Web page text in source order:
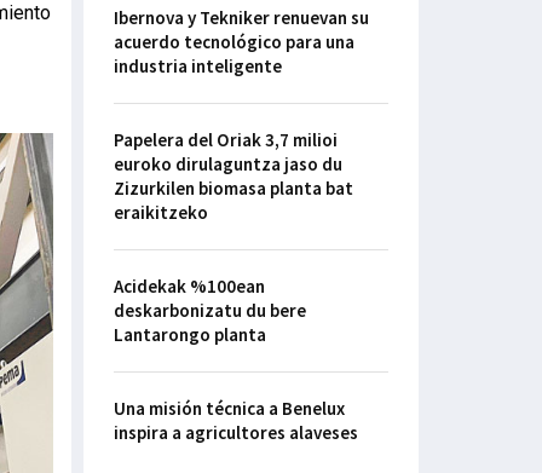
Ibernova y Tekniker renuevan su
acuerdo tecnológico para una
industria inteligente
Papelera del Oriak 3,7 milioi
euroko dirulaguntza jaso du
Zizurkilen biomasa planta bat
eraikitzeko
Acidekak %100ean
deskarbonizatu du bere
Lantarongo planta
Una misión técnica a Benelux
inspira a agricultores alaveses